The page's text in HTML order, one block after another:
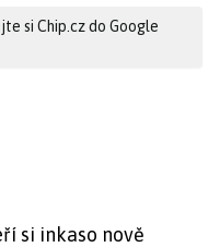
si Chip.cz do Google
si inkaso nově